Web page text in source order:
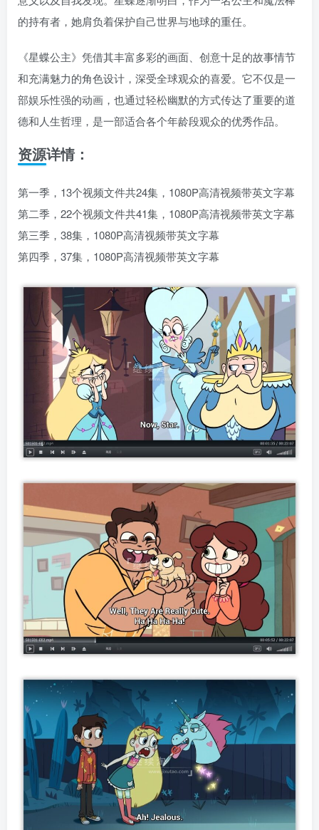
的持有者，她肩负着保护自己世界与地球的重任。
《星蝶公主》凭借其丰富多彩的画面、创意十足的故事情节
和充满魅力的角色设计，深受全球观众的喜爱。它不仅是一
部娱乐性强的动画，也通过轻松幽默的方式传达了重要的道
德和人生哲理，是一部适合各个年龄段观众的优秀作品。
资源详情：
第一季，13个视频文件共24集，1080P高清视频带英文字幕
第二季，22个视频文件共41集，1080P高清视频带英文字幕
第三季，38集，1080P高清视频带英文字幕
第四季，37集，1080P高清视频带英文字幕